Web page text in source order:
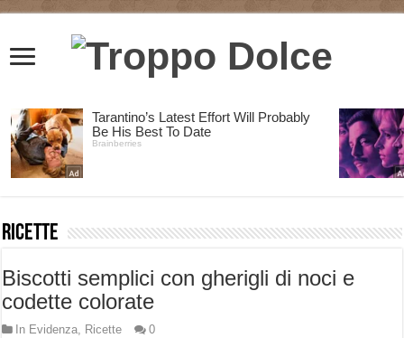
Ricette
Biscotti semplici con gherigli di noci e
codette colorate
In Evidenza, Ricette 0